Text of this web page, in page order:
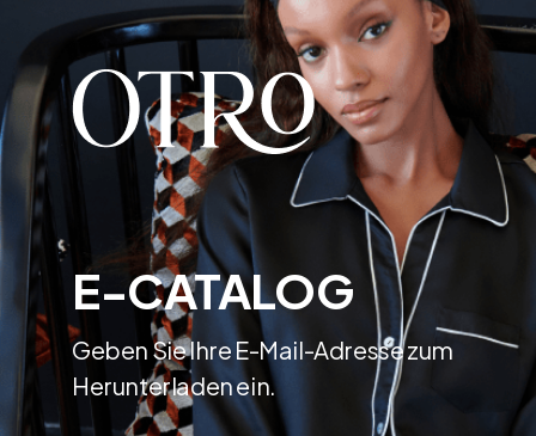
E-CATALOG
Geben Sie Ihre E-Mail-Adresse zum
Herunterladen ein.